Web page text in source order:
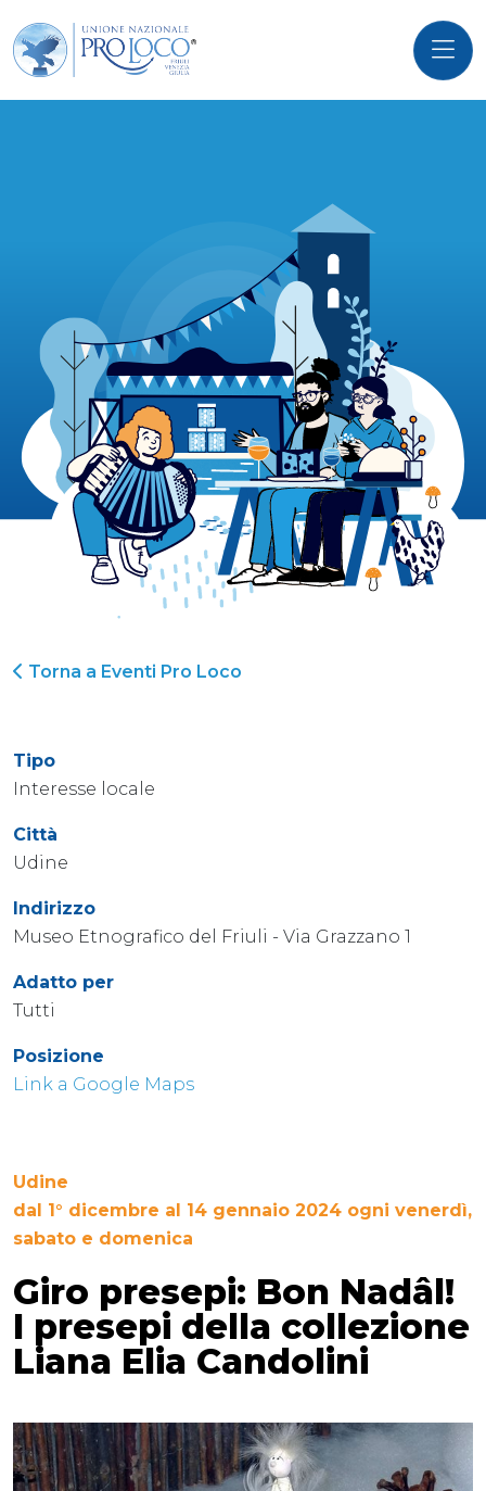
Torna a Eventi Pro Loco
Tipo
Interesse locale
Città
Udine
Indirizzo
Museo Etnografico del Friuli - Via Grazzano 1
Adatto per
Tutti
Posizione
Link a Google Maps
Udine
dal 1° dicembre al 14 gennaio 2024 ogni venerdì,
sabato e domenica
Giro presepi: Bon Nadâl!
I presepi della collezione
Liana Elia Candolini